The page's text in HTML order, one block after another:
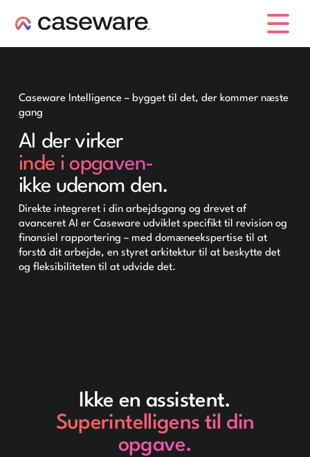
Caseware Intelligence – bygget til det, der kommer næste
gang
AI der virker
inde i opgaven-
ikke udenom den.
Direkte integreret i din arbejdsgang og drevet af
avanceret AI er Caseware udviklet specifikt til revision og
finansiel rapportering – med domæneekspertise til at
forstå dit arbejde, en styret arkitektur til at beskytte det
og fleksibiliteten til at udvide det.
Ikke en assistent.
Superintelligens til din
opgave.